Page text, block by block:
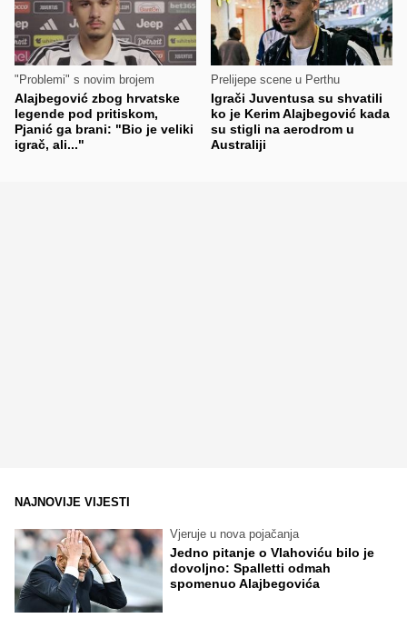
"Problemi" s novim brojem
Alajbegović zbog hrvatske
legende pod pritiskom,
Pjanić ga brani: "Bio je veliki
igrač, ali..."
Prelijepe scene u Perthu
Igrači Juventusa su shvatili
ko je Kerim Alajbegović kada
su stigli na aerodrom u
Australiji
NAJNOVIJE VIJESTI
Vjeruje u nova pojačanja
Jedno pitanje o Vlahoviću bilo je
dovoljno: Spalletti odmah
spomenuo Alajbegovića